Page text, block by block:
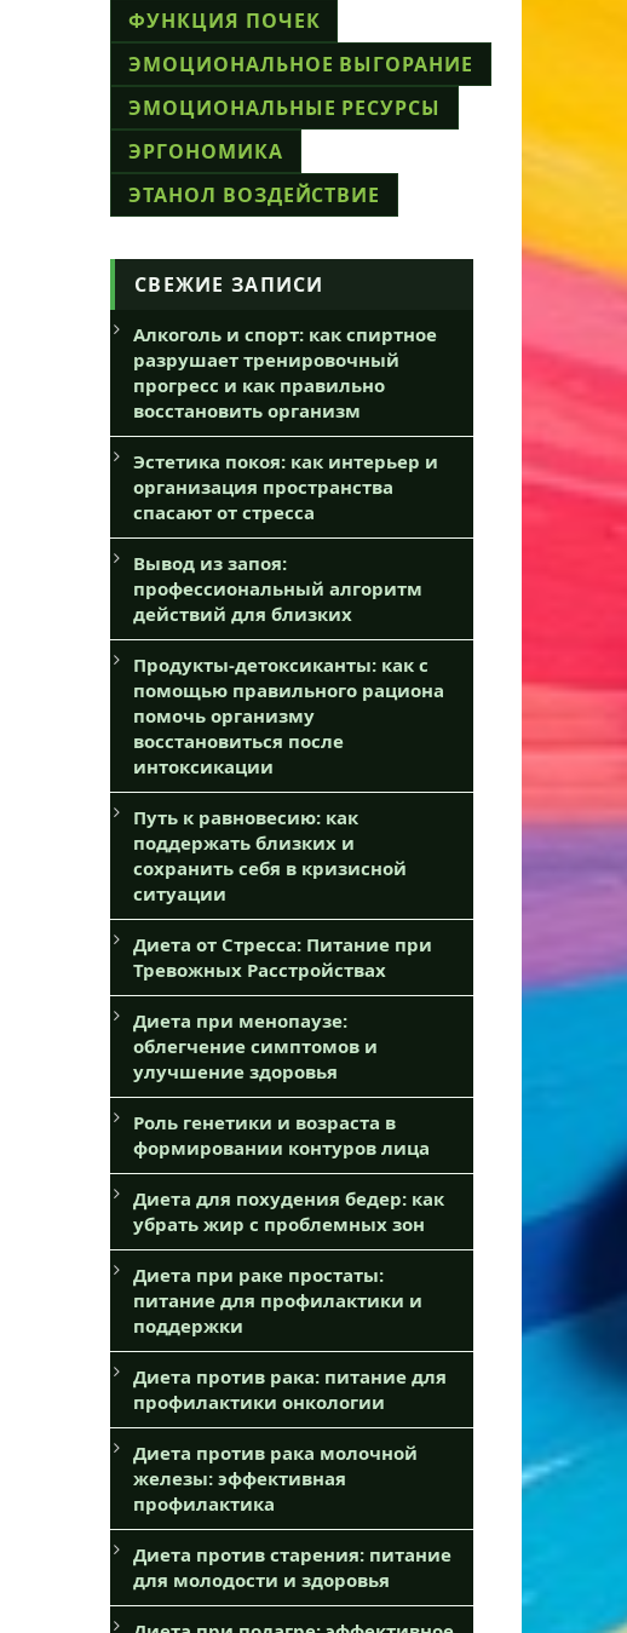
ФУНКЦИЯ ПОЧЕК
ЭМОЦИОНАЛЬНОЕ ВЫГОРАНИЕ
ЭМОЦИОНАЛЬНЫЕ РЕСУРСЫ
ЭРГОНОМИКА
ЭТАНОЛ ВОЗДЕЙСТВИЕ
СВЕЖИЕ ЗАПИСИ
Алкоголь и спорт: как спиртное
разрушает тренировочный
прогресс и как правильно
восстановить организм
Эстетика покоя: как интерьер и
организация пространства
спасают от стресса
Вывод из запоя:
профессиональный алгоритм
действий для близких
Продукты-детоксиканты: как с
помощью правильного рациона
помочь организму
восстановиться после
интоксикации
Путь к равновесию: как
поддержать близких и
сохранить себя в кризисной
ситуации
Диета от Стресса: Питание при
Тревожных Расстройствах
Диета при менопаузе:
облегчение симптомов и
улучшение здоровья
Роль генетики и возраста в
формировании контуров лица
Диета для похудения бедер: как
убрать жир с проблемных зон
Диета при раке простаты:
питание для профилактики и
поддержки
Диета против рака: питание для
профилактики онкологии
Диета против рака молочной
железы: эффективная
профилактика
Диета против старения: питание
для молодости и здоровья